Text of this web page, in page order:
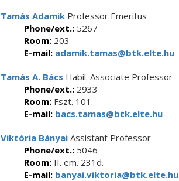
Tamás Adamik Professor Emeritus
Phone/ext.: 5267
Room: 203
E-mail: adamik.tamas@btk.elte.hu
Tamás A. Bács Habil. Associate Professor
Phone/ext.: 2933
Room: Fszt. 101.
E-mail: bacs.tamas@btk.elte.hu
Viktória Bányai Assistant Professor
Phone/ext.: 5046
Room: II. em. 231d.
E-mail: banyai.viktoria@btk.elte.hu